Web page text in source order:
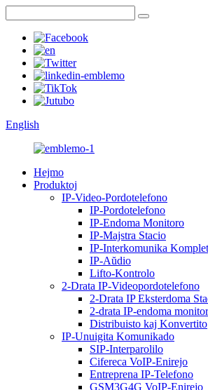
English
Hejmo
Produktoj
IP-Video-Pordotelefono
IP-Pordotelefono
IP-Endoma Monitoro
IP-Majstra Stacio
IP-Interkomunika
IP-Aŭdio
Lifto-Kontrolo
2-Drata IP-Videopordotelefono
2-Drata IP Eksterdoma
2-drata IP-endoma
Distribuisto kaj Konvertito
IP-Unuigita Komunikado
SIP-Interparolilo
Cifereca VoIP-Enirejo
Entreprena IP-Telefono
GSM3G4G VoIP-Enirejo